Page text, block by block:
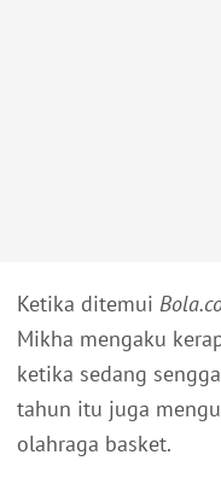
Ketika ditemui
Mikha mengaku
ketika sedang
tahun itu juga
olahraga basket.